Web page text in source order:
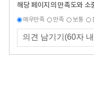
해당 페이지의 만족도와 소
매우만족 만족 보통